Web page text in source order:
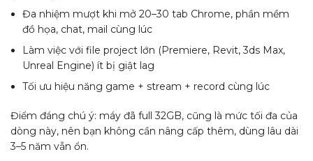
Đa nhiệm mượt khi mở 20–30 tab Chrome, phần mềm
đồ họa, chat, mail cùng lúc
Làm việc với file project lớn (Premiere, Revit, 3ds Max,
Unreal Engine) ít bị giật lag
Tối ưu hiệu năng game + stream + record cùng lúc
Điểm đáng chú ý: máy đã full 32GB, cũng là mức tối đa của
dòng này, nên bạn không cần nâng cấp thêm, dùng lâu dài
3–5 năm vẫn ổn.